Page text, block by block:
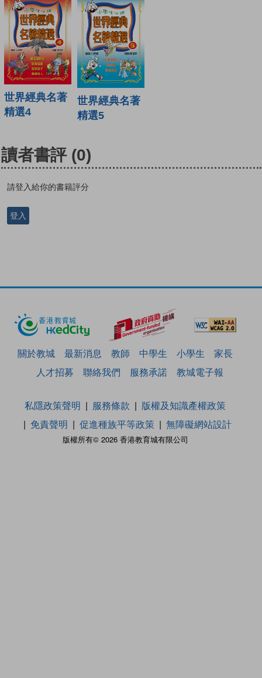
世界經典名著
精選4
世界經典名著
精選5
讀者書評 (0)
請登入給你的書籍評分
登入
關於教城 最新消息 教師 中學生 小學生
家長
人才招募
聯絡我們 服務承諾 教城電子報
版權所有© 2026 香港教育城有限公司
私隱政策聲明 服務條款
版權及知識產權政策
免責聲明
促進種族平等政策 無障礙網站設計